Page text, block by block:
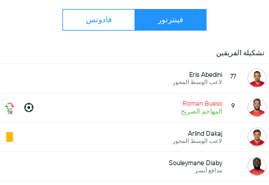
فينترتور فادوتس
تشكيلة الفريقين
77
Eris Abedini
لاعب الوسط المحور
9
Roman Buess
المهاجم الصريح
76'
Arlind Dakaj
لاعب الوسط المحور
Souleymane Diaby
مدافع أيسر